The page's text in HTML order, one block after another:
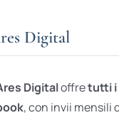
Digital
Digitaloffretutti i
, con invii mensili